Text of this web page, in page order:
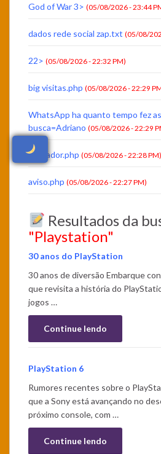
God of War 3> (05/08/2026 - 23:44
dados rede social zap.txt (05/08/
22> (05/08/2026 - 22:32 PM)
big visitas.php (05/08/2026 - 22:29
WhatsApp ha quanto tempo fez
busca=Adriano (05/08/2026 - 22:29
contador.php (05/08/2026 - 22:28 PM)
aviso.php (05/08/2026 - 22:27 PM)
Resultados da
"Playstation"
30 anos do PlayStation
30 anos de diversão Embarque
que revisita a história do
jogos …
Continue lendo
PlayStation 6
Rumores recentes sobre o
que a Sony está avançando no
próximo console, com …
Continue lendo